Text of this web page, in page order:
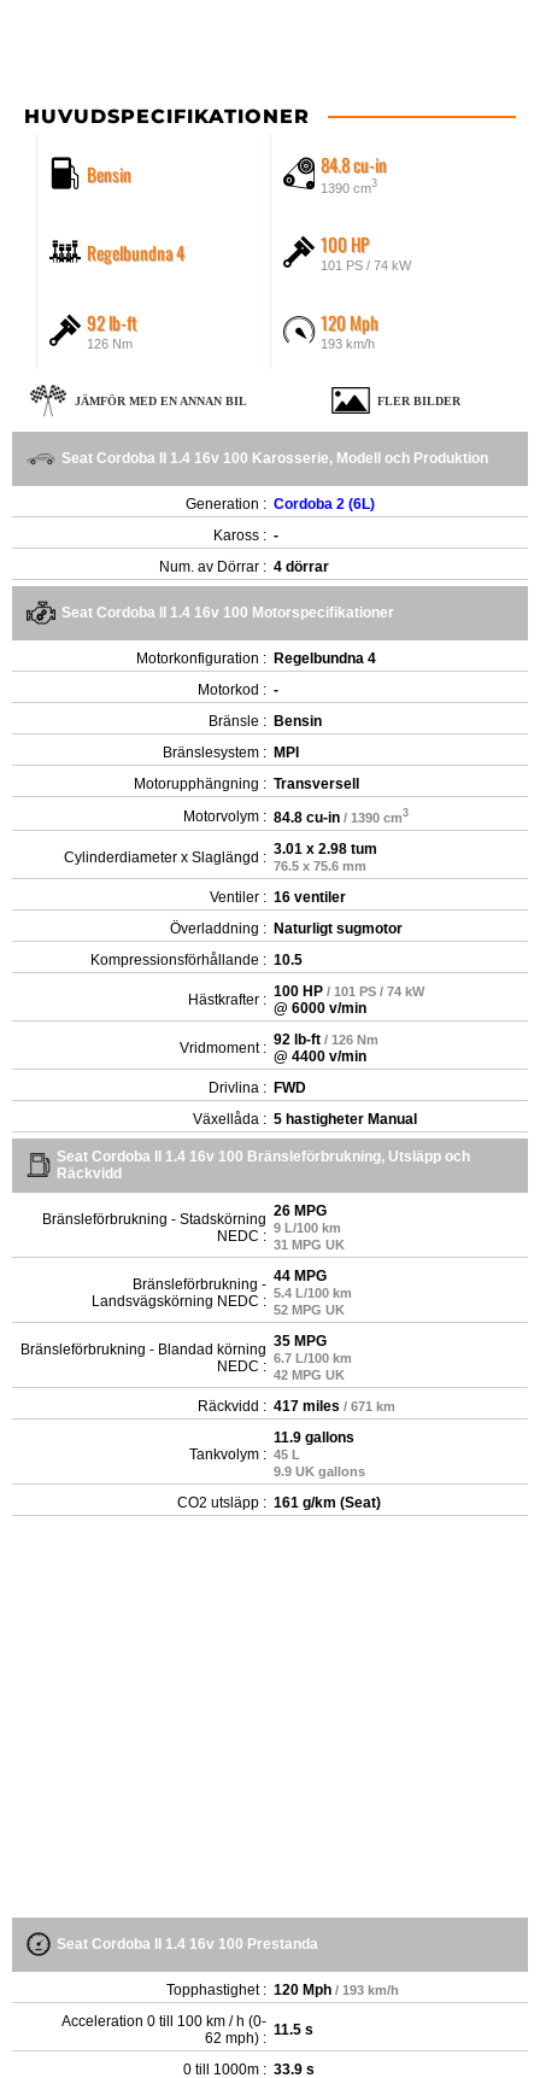
HUVUDSPECIFIKATIONER
Bensin 84.8 cu-in
1390 cm3
Regelbundna 4 100 HP
101 PS / 74 kW
92 lb-ft
126 Nm
120 Mph
193 km/h
JÄMFÖR MED EN ANNAN BIL FLER BILDER
Seat Cordoba II 1.4 16v 100 Karosserie, Modell och Produktion
Generation : Cordoba 2 (6L)
Kaross : -
Num. av Dörrar : 4 dörrar
Seat Cordoba II 1.4 16v 100 Motorspecifikationer
Motorkonfiguration : Regelbundna 4
Motorkod : -
Bränsle : Bensin
Bränslesystem : MPI
Motorupphängning : Transversell
Motorvolym : 84.8 cu-in / 1390 cm3
Cylinderdiameter x Slaglängd : 3.01 x 2.98 tum
76.5 x 75.6 mm
Ventiler : 16 ventiler
Överladdning : Naturligt sugmotor
Kompressionsförhållande : 10.5
Hästkrafter : 100 HP / 101 PS / 74 kW
@ 6000 v/min
Vridmoment : 92 lb-ft / 126 Nm
@ 4400 v/min
Drivlina : FWD
Växellåda : 5 hastigheter Manual
Seat Cordoba II 1.4 16v 100 Bränsleförbrukning, Utsläpp och
Räckvidd
Bränsleförbrukning - Stadskörning
NEDC :
26 MPG
9 L/100 km
31 MPG UK
Bränsleförbrukning -
Landsvägskörning NEDC :
44 MPG
5.4 L/100 km
52 MPG UK
Bränsleförbrukning - Blandad körning
NEDC :
35 MPG
6.7 L/100 km
42 MPG UK
Räckvidd : 417 miles / 671 km
Tankvolym :
11.9 gallons
45 L
9.9 UK gallons
CO2 utsläpp : 161 g/km (Seat)
Seat Cordoba II 1.4 16v 100 Prestanda
Topphastighet : 120 Mph / 193 km/h
Acceleration 0 till 100 km / h (0-
62 mph) : 11.5 s
0 till 1000m : 33.9 s